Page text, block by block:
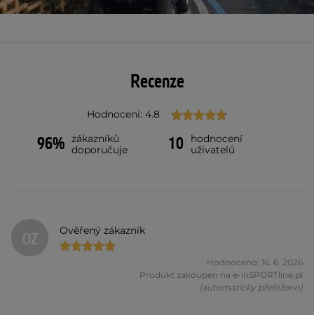
Recenze
Hodnocení: 4.8
96% zákazníků
doporučuje
10
hodnocení
uživatelů
OZ Ověřený zákazník
Hodnoceno: 16. 6. 2026
Produkt zakoupen na e-inSPORTline.pl
(automaticky přeloženo)